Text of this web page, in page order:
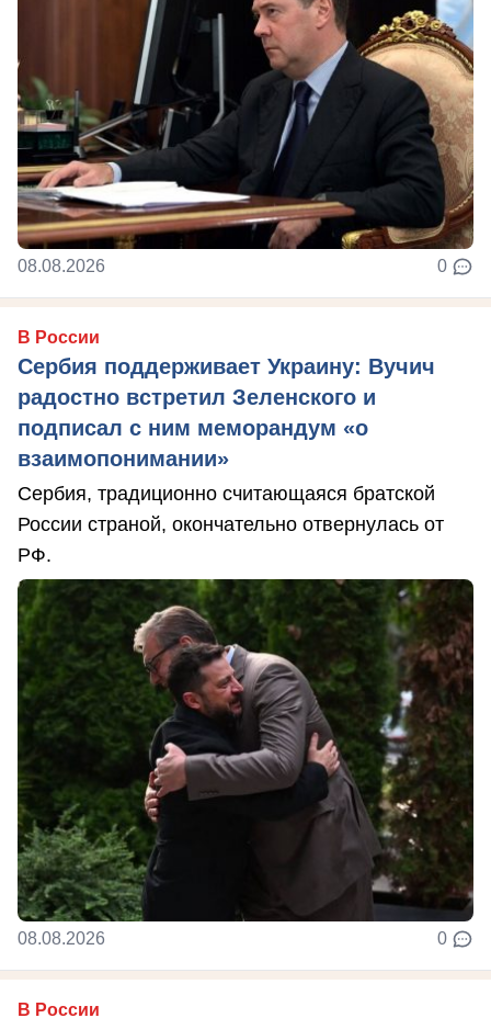
08.08.2026 0
В России
Сербия поддерживает Украину: Вучич
радостно встретил Зеленского и
подписал с ним меморандум «о
взаимопонимании»
Сербия, традиционно считающаяся братской
России страной, окончательно отвернулась от
РФ.
08.08.2026 0
В России